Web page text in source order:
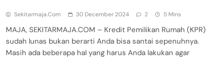
Sekitarmaja.com 30 December 2024 2 5 Mins
MAJA, SEKITARMAJA.COM – Kredit Pemilikan Rumah (KPR)
sudah lunas bukan berarti Anda bisa santai sepenuhnya.
Masih ada beberapa hal yang harus Anda lakukan agar